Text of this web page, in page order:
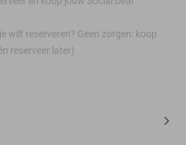
wilt reserveren? Geen zorgen: koop
reserveer later)